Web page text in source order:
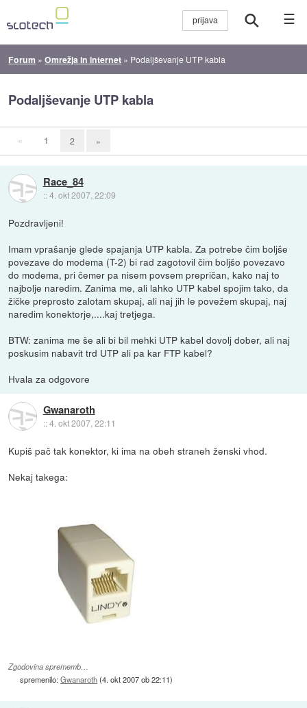
☰
Forum »Omrežja in internet » Podaljševanje UTP kabla
Podaljševanje UTP kabla
« 1 2 »
Race_84
::4. okt 2007, 22:09
Pozdravljeni!
Imam vprašanje glede spajanja UTP kabla. Za potrebe čim boljše
povezave do modema (T-2) bi rad zagotovil čim boljšo povezavo
do modema, pri čemer pa nisem povsem prepričan, kako naj to
najbolje naredim. Zanima me, ali lahko UTP kabel spojim tako, da
žičke preprosto zalotam skupaj, ali naj jih le povežem skupaj, naj
naredim konektorje,....kaj tretjega.
BTW: zanima me še ali bi bil mehki UTP kabel dovolj dober, ali naj
poskusim nabavit trd UTP ali pa kar FTP kabel?
Hvala za odgovore
Gwanaroth
::4. okt 2007, 22:11
Kupiš pač tak konektor, ki ima na obeh straneh ženski vhod.
Nekaj takega:
Zgodovina sprememb…
spremenilo:Gwanaroth(4. okt 2007 ob 22:11)